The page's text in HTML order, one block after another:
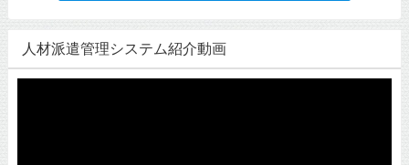
人材派遣管理システム紹介動画